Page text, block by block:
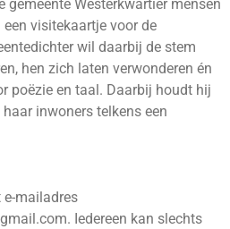
gemeente Westerkwartier mensen
visitekaartje voor de
wil daarbij de stem
hen zich laten verwonderen én
poëzie en taal. Daarbij houdt hij
inwoners telkens een
mailadres
Iedereen kan slechts